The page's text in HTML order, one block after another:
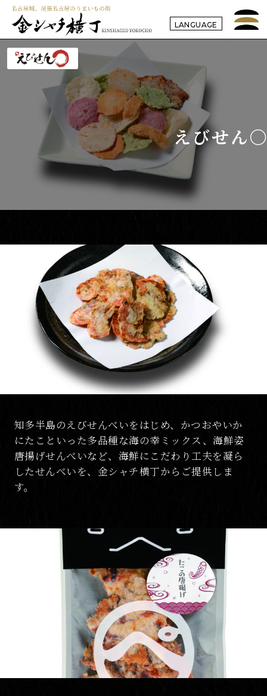
LANGUAGE
えびせん
知多半島のえびせんべいをはじめ、かつおやいか
にたこといった多品種な海の幸ミックス、海鮮姿
唐揚げせんべいなど、海鮮にこだわり工夫を凝ら
したせんべいを、金シャチ横丁からご提供しま
す。